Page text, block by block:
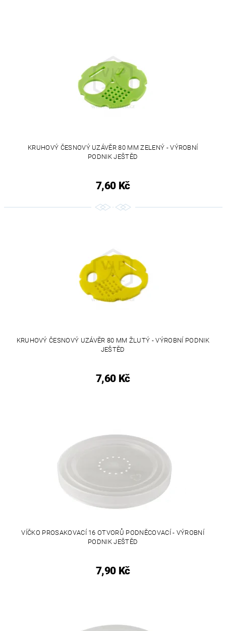
KRUHOVÝ ČESNOVÝ UZÁVĚR 80 MM ZELENÝ - VÝROBNÍ
PODNIK JEŠTĚD
7,60 Kč
KRUHOVÝ ČESNOVÝ UZÁVĚR 80 MM ŽLUTÝ - VÝROBNÍ PODNIK
JEŠTĚD
7,60 Kč
VÍČKO PROSAKOVACÍ 16 OTVORŮ PODNĚCOVACÍ - VÝROBNÍ
PODNIK JEŠTĚD
7,90 Kč